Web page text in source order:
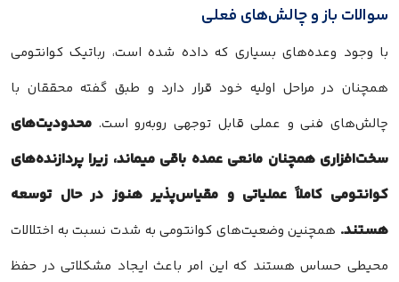
سوالات باز و چالش‌های فعلی
با وجود وعده‌های بسیاری که داده شده است، رباتیک کوانتومی
همچنان در مراحل اولیه خود قرار دارد و طبق گفته محققان با
چالش‌های فنی و عملی قابل توجهی روبه‌رو است. محدودیت‌های
سخت‌افزاری همچنان مانعی عمده باقی میماند، زیرا پردازنده‌های
کوانتومی کاملاً عملیاتی و مقیاس‌پذیر هنوز در حال توسعه
هستند. همچنین وضعیت‌های کوانتومی به شدت نسبت به اختلالات
محیطی حساس هستند که این امر باعث ایجاد مشکلاتی در حفظ